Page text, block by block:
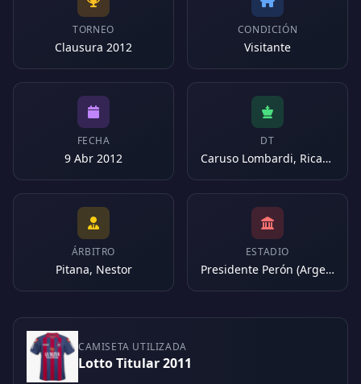
TORNEO
Clausura 2012
CONDICIÓN
Visitante
FECHA
9 Abr 2012
DT
Caruso Lombardi, Ricardo
ÁRBITRO
Pitana, Nestor
ESTADIO
Presidente Perón (Argentina)
CAMISETA UTILIZADA
Lotto Titular 2011